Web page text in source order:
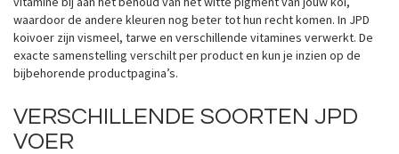
waardoor de andere kleuren nog beter tot hun recht komen. In JPD
koivoer zijn vismeel, tarwe en verschillende vitamines verwerkt. De
exacte samenstelling verschilt per product en kun je inzien op de
bijbehorende productpagina’s.
VERSCHILLENDE SOORTEN JPD
VOER